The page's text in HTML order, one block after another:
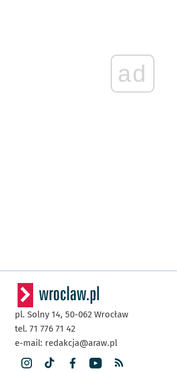
ad
pl. Solny 14, 50-062 Wrocław
tel. 71 776 71 42
e-mail: redakcja@araw.pl